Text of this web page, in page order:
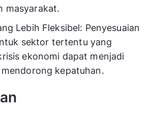
masyarakat.
Lebih Fleksibel: Penyesuaian
sektor tertentu yang
ekonomi dapat menjadi
kepatuhan.